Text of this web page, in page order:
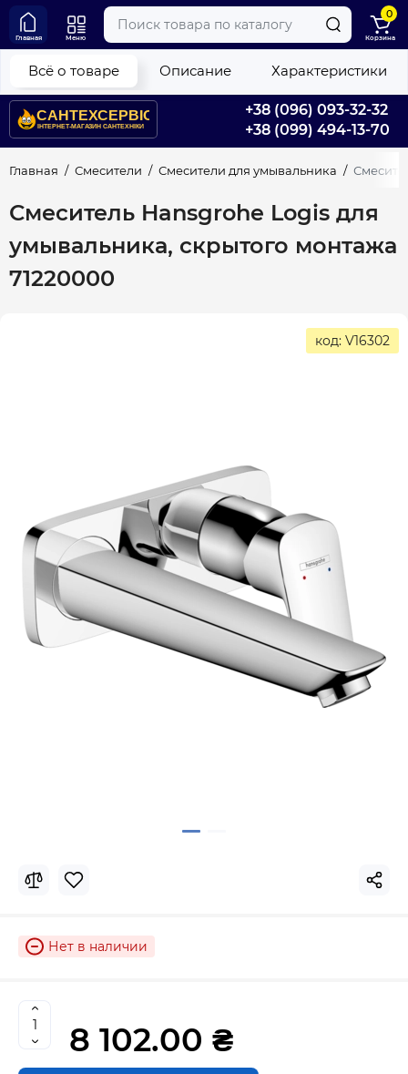
+38 (096) 093-32-32
+38 (099) 494-13-70
Главная Меню
0
Корзина
Главная Смесители Смесители для умывальника
Смеситель Hansgrohe Logis для
умывальника, скрытого монтажа
71220000
Всё о товаре Описание Характеристики
код: V16302
Нет в наличии
8 102.00 ₴